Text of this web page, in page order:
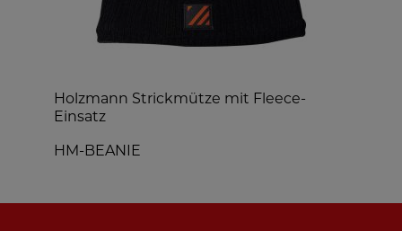
Holzmann Strickmütze mit Fleece-
Einsatz
HM-BEANIE